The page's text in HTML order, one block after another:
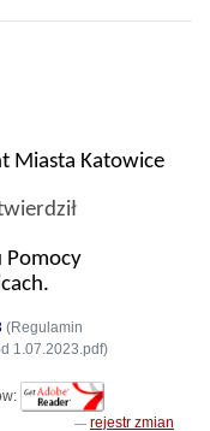
Miasta Katowice
Pomocy
(Regulamin
1.07.2023.pdf)
rejestr zmian